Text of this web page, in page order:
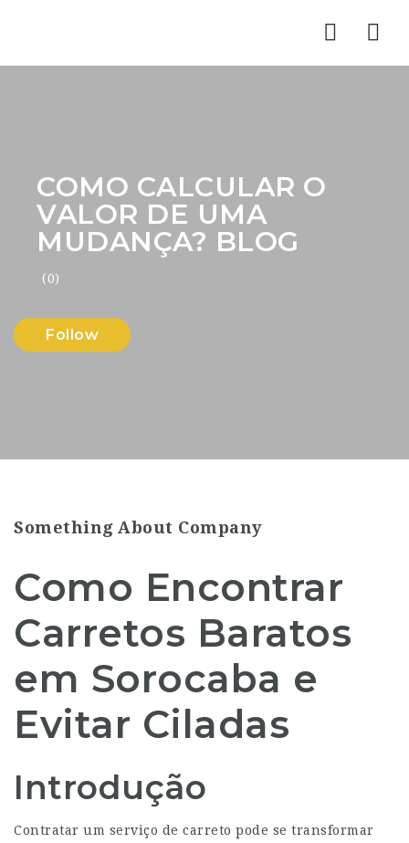
COMO CALCULAR O
VALOR DE UMA
MUDANÇA? BLOG
(0)
Follow
Something About Company
Como Encontrar
Carretos Baratos
em Sorocaba e
Evitar Ciladas
Introdução
Contratar um serviço de carreto pode se transformar